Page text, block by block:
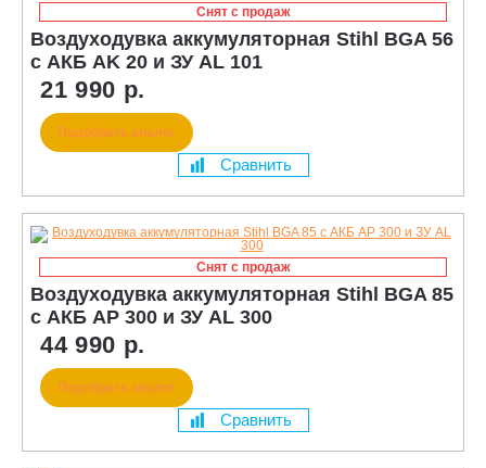
Снят с продаж
Воздуходувка аккумуляторная Stihl BGA 56
с АКБ AK 20 и ЗУ AL 101
21 990 р.
Подобрать аналог
Сравнить
Снят с продаж
Воздуходувка аккумуляторная Stihl BGA 85
c АКБ AP 300 и ЗУ AL 300
44 990 р.
Подобрать аналог
Сравнить